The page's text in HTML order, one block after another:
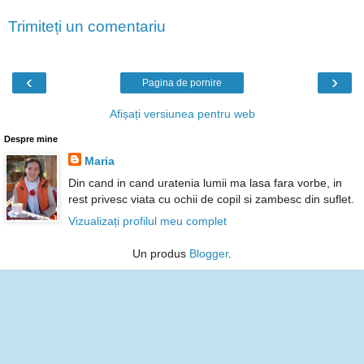
Trimiteți un comentariu
‹ ›
Pagina de pornire
Afișați versiunea pentru web
Despre mine
Maria
Din cand in cand uratenia lumii ma lasa fara vorbe, in
rest privesc viata cu ochii de copil si zambesc din suflet.
Vizualizați profilul meu complet
Un produs Blogger.